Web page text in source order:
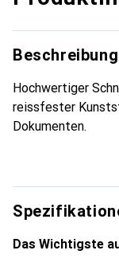
Beschreibung
Hochwertiger
reissfester
Dokumenten.
Das Wichtigste